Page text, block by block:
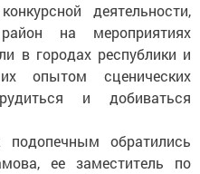
деятельности,
на мероприятиях
в городах республики и
опытом сценических
и добиваться
обратились
ее заместитель по